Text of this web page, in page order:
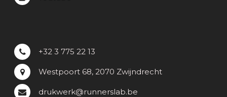
+32 3 775 22 13
Westpoort 68, 2070 Zwijndrecht
drukwerk@runnerslab.be